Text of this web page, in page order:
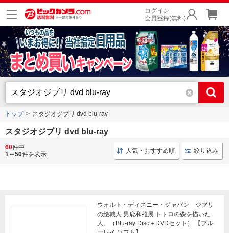
ログイン
会員登録(無料)
トップ スタジオジブリ dvd blu-ray
スタジオジブリ dvd blu-ray
ブルーレイ アニメ ブルーレイ ウォルト・ディズニー・ジ
60件中
1～50件を表示 人気・おすすめ順 絞り込み
ウォルト・ディズニー・ジャパン ジブリ
の絵職人 男鹿和雄展 トトロの森を描いた
人。（Blu-ray Disc＋DVDセット） 【ブル